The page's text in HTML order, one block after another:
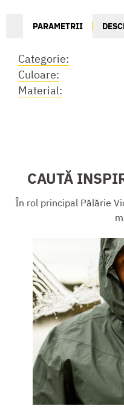
PARAMETRII
Categorie:
Culoare:
Material:
CAUTĂ
În rol principal Pălărie